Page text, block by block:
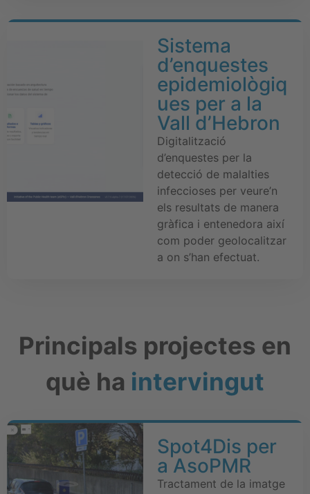
Sistema
d’enquestes
epidemiològiq
ues per a la
Vall d’Hebron
Digitalització
d’enquestes per la
detecció de malalties
infeccioses per veure’n
els resultats de manera
gràfica i entenedora així
com poder geolocalitzar
a on s’han efectuat.
Principals projectes en
què ha intervingut
Spot4Dis per
a AsoPMR
Tractament de la imatge